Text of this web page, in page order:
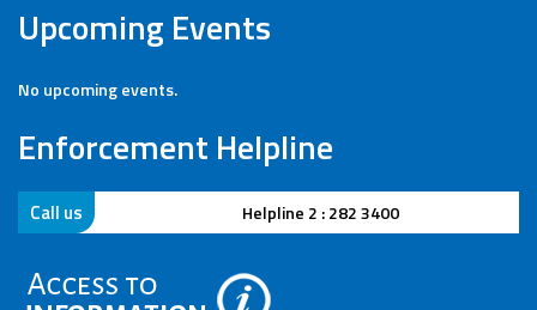
Upcoming Events
No upcoming events.
Enforcement Helpline
Call us Helpline : 280 4041